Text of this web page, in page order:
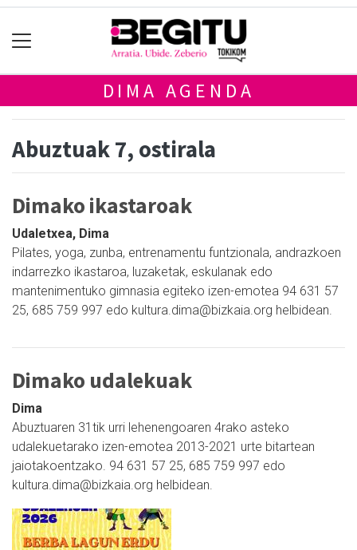
DIMA AGENDA
Abuztuak 7, ostirala
Dimako ikastaroak
Udaletxea, Dima
Pilates, yoga, zunba, entrenamentu funtzionala, andrazkoen
indarrezko ikastaroa, luzaketak, eskulanak edo
mantenimentuko gimnasia egiteko izen-emotea 94 631 57
25, 685 759 997 edo kultura.dima@bizkaia.org helbidean.
Dimako udalekuak
Dima
Abuztuaren 31tik urri lehenengoaren 4rako asteko
udalekuetarako izen-emotea 2013-2021 urte bitartean
jaiotakoentzako. 94 631 57 25, 685 759 997 edo
kultura.dima@bizkaia.org helbidean.